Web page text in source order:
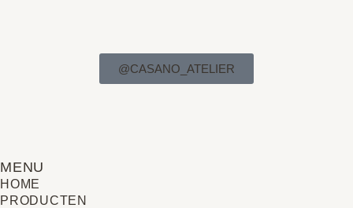
@CASANO_ATELIER
MENU
HOME
PRODUCTEN